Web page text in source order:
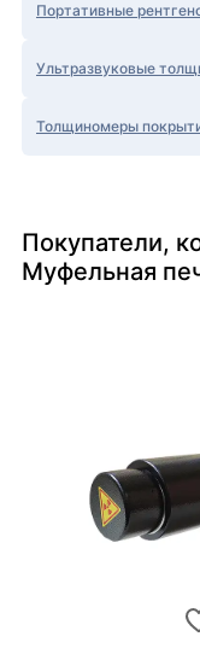
Портативные
Ультразвуковые
Толщиномеры
Покупатели,
Муфельная